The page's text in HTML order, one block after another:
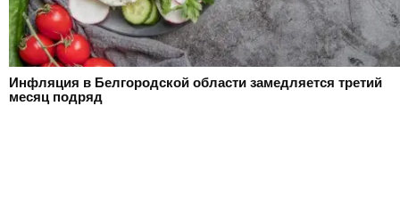
Инфляция в Белгородской области замедляется третий
месяц подряд